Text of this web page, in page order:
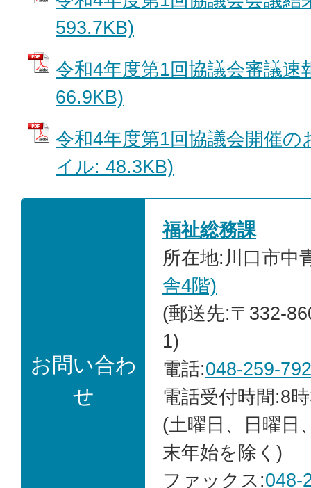
593.7KB)
令和4年度第1回協議会審議
66.9KB)
令和4年度第1回協議会開催
イル: 48.3KB)
お問い合わ
せ
福祉総務課
所在地:川口市中
舎4階)
(郵送先:〒332-
1)
電話:048-259-
電話受付時間:8
(土曜日、日曜日
末年始を除く)
ファックス:048-